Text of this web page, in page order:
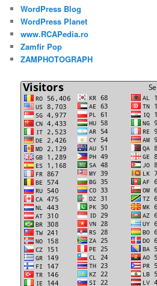
WordPress Blog
WordPress Planet
www.RCAPedia.ro
Zamfir Pop
ZAMPHOTOGRAPH